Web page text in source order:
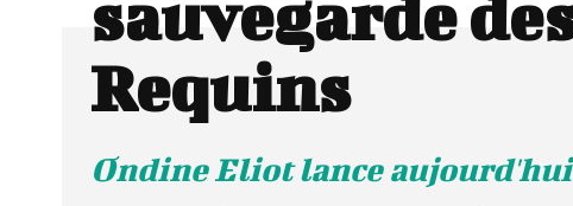
sauvegarde
Requins
Ondine Eliot lance